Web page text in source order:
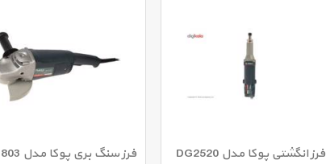
فرز سنگ بری پوکا مدل AG1803 فرز انگشتی پوکا مدل DG2520